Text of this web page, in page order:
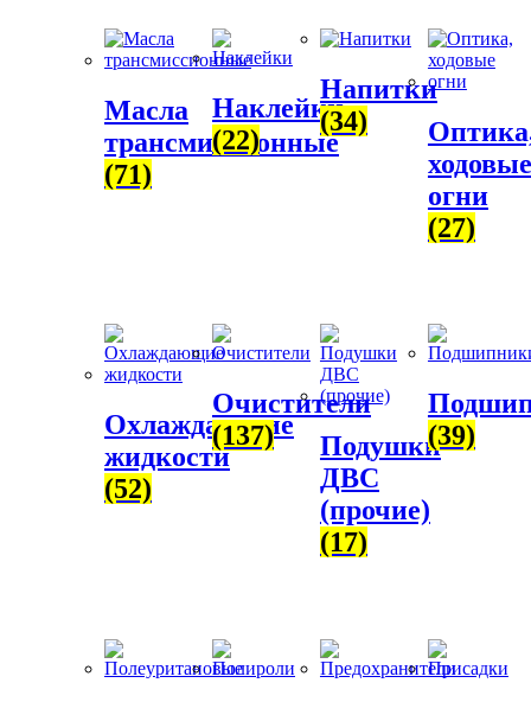
Масла
трансмиссионные
(71)
Наклейки
(22)
Напитки
(34)
ходовые
огни
(27)
Охлаждающие
жидкости
(52)
Очистители
(137)
Подушки
ДВС
(прочие)
(17)
(39)